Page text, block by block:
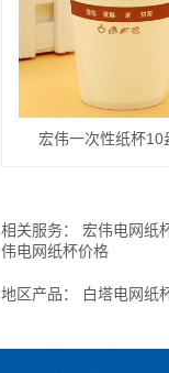
宏伟一次性纸杯10
相关服务： 宏伟电网纸
伟电网纸杯价格
地区产品： 白塔电网纸